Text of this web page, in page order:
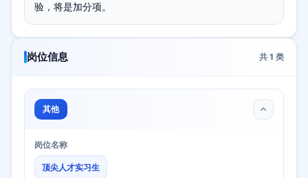
验，将是加分项。
岗位信息 共 1 类
其他
岗位名称
顶尖人才实习生